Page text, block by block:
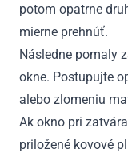
potom opatrne
mierne prehnúť.
Následne pomaly
okne. Postupujte
alebo zlomeniu
Ak okno pri
priložené kovové